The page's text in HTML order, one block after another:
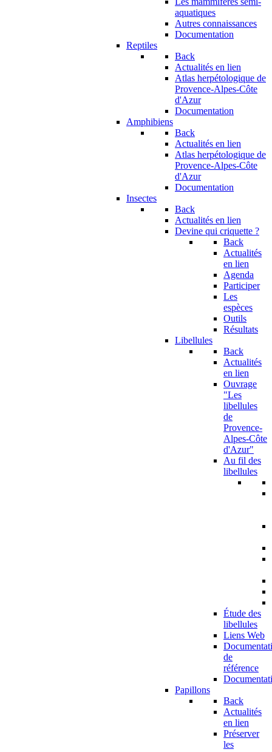
aquatiques
Autres connaissances
Documentation
Reptiles
Back
Actualités en lien
Atlas herpétologique de
Provence-Alpes-Côte
d'Azur
Documentation
Amphibiens
Back
Actualités en lien
Atlas herpétologique de
Provence-Alpes-Côte
d'Azur
Documentation
Insectes
Back
Actualités en lien
Devine qui criquette ?
Back
Actualités
en lien
Agenda
Participer
Les
espèces
Outils
Résultats
Libellules
Back
Actualités
en lien
Ouvrage
"Les
libellules
de
Provence-
Alpes-Côte
d'Azur"
Au fil des
libellules
Étude des
libellules
Liens Web
de
référence
Papillons
Back
Actualités
en lien
Préserver
les